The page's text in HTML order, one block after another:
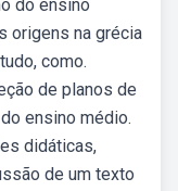
do ensino
origens na grécia
como.
de planos de
ensino médio.
didáticas,
de um texto